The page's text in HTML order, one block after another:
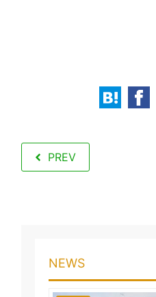
PREV
NEWS